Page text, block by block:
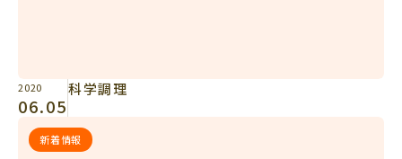
2020
06.05
科学調理
新着情報